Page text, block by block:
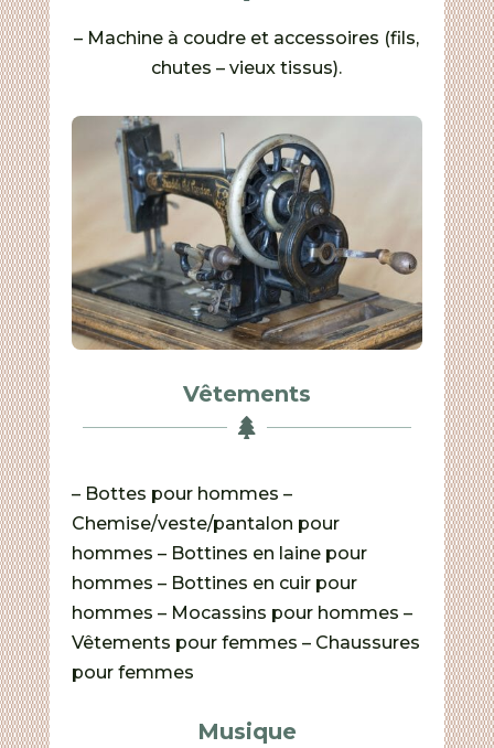
– Machine à coudre et accessoires (fils,
chutes – vieux tissus).
Vêtements

– Bottes pour hommes –
Chemise/veste/pantalon pour
hommes – Bottines en laine pour
hommes – Bottines en cuir pour
hommes – Mocassins pour hommes –
Vêtements pour femmes – Chaussures
pour femmes
Musique